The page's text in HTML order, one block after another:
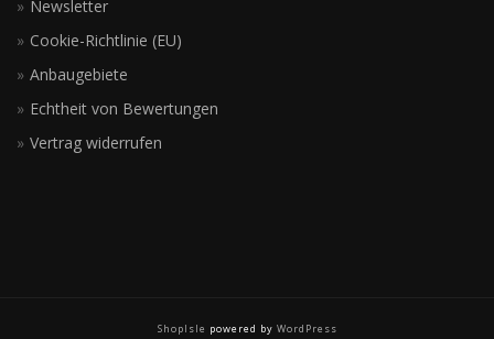
Newsletter
Cookie-Richtlinie (EU)
Anbaugebiete
Echtheit von Bewertungen
Vertrag widerrufen
ShopIsle powered by WordPress